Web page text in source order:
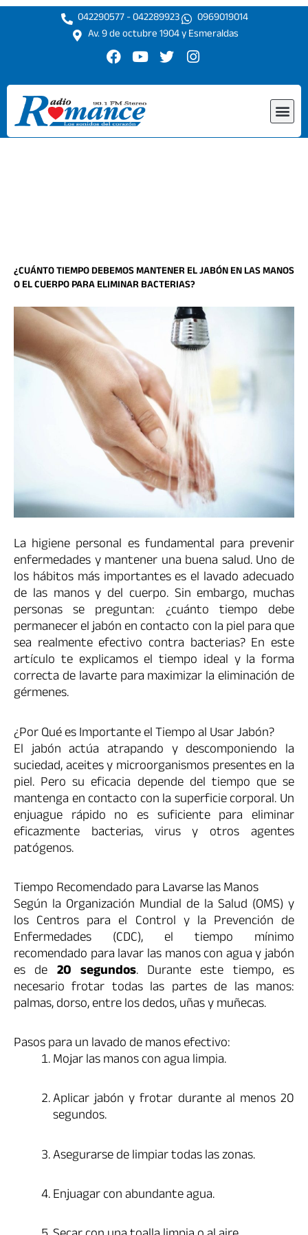
Ir
042290577 - 042289923
0969019014
Av. 9 de octubre 1904 y Esmeraldas
F
c
e
b
o
o
Y
u
t
u
b
e
T
i
r
I
s
r
¿CUÁNTO TIEMPO DEBEMOS MANTENER EL JABÓN EN LAS MANOS
O EL CUERPO PARA ELIMINAR BACTERIAS?
La higiene personal es fundamental para prevenir
enfermedades y mantener una buena salud. Uno de
los hábitos más importantes es el lavado adecuado
de las manos y del cuerpo. Sin embargo, muchas
personas se preguntan: ¿cuánto tiempo debe
permanecer el jabón en contacto con la piel para que
sea realmente efectivo contra bacterias? En este
artículo te explicamos el tiempo ideal y la forma
correcta de lavarte para maximizar la eliminación de
gérmenes.
¿Por Qué es Importante el Tiempo al Usar Jabón?
El jabón actúa atrapando y descomponiendo la
suciedad, aceites y microorganismos presentes en la
piel. Pero su eficacia depende del tiempo que se
mantenga en contacto con la superficie corporal. Un
enjuague rápido no es suficiente para eliminar
eficazmente bacterias, virus y otros agentes
patógenos.
Tiempo Recomendado para Lavarse las Manos
Según la Organización Mundial de la Salud (OMS) y
los Centros para el Control y la Prevención de
Enfermedades (CDC), el tiempo mínimo
recomendado para lavar las manos con agua y jabón
es de 20 segundos. Durante este tiempo, es
necesario frotar todas las partes de las manos:
palmas, dorso, entre los dedos, uñas y muñecas.
Pasos para un lavado de manos efectivo:
Mojar las manos con agua limpia.
Aplicar jabón y frotar durante al menos 20
segundos.
Asegurarse de limpiar todas las zonas.
Enjuagar con abundante agua.